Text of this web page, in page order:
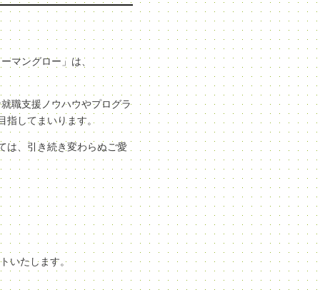
マングロー」は、
職支援ノウハウやプログラ
指してまいります。
は、引き続き変わらぬご愛
いたします。